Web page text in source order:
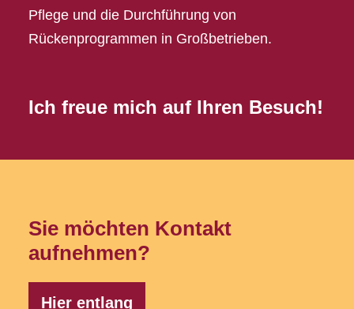
Pflege und die Durchführung von
Rückenprogrammen in Großbetrieben.
Ich freue mich auf Ihren Besuch!
Sie möchten Kontakt
aufnehmen?
Hier entlang